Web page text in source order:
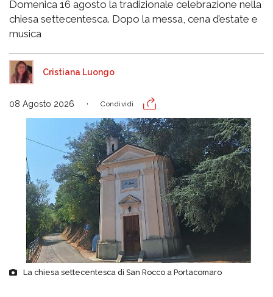
Domenica 16 agosto la tradizionale celebrazione nella
chiesa settecentesca. Dopo la messa, cena d’estate e
musica
Cristiana Luongo
08 Agosto 2026 Condividi
La chiesa settecentesca di San Rocco a Portacomaro